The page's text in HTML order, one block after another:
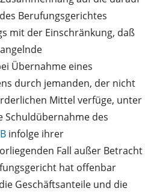
Berufungsgerichtes
mit der Einschränkung, daß
Übernahme eines
durch jemanden, der nicht
Mittel verfüge, unter
Schuldübernahme des
infolge ihrer
Fall außer Betracht
hat offenbar
Geschäftsanteile und die